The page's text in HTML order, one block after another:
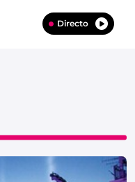
Directo